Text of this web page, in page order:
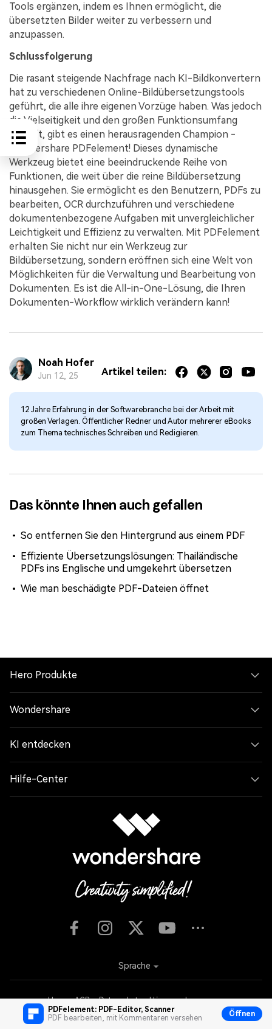
PDFelement: PDF-Editor, Scanner
PDF bearbeiten, mit Kommentaren versehen
Öffnen
Tools ergänzen, indem es Ihnen ermöglicht, die
übersetzten Bilder weiter zu verbessern und
anzupassen.
Schlussfolgerung
Die rasant steigende Nachfrage nach KI-Bildkonvertern
hat zu verschiedenen Online-Bildübersetzungstools
geführt, die alle ihre eigenen Vorzüge haben. Was jedoch
die Vielseitigkeit und den großen Funktionsumfang
betrifft, gibt es einen herausragenden Champion -
Wondershare PDFelement! Dieses dynamische
Werkzeug bietet eine beeindruckende Reihe von
Funktionen, die weit über die reine Bildübersetzung
hinausgehen. Sie ermöglicht es den Benutzern, PDFs zu
bearbeiten, OCR durchzuführen und verschiedene
dokumentenbezogene Aufgaben mit unvergleichlicher
Leichtigkeit und Effizienz zu verwalten. Mit PDFelement
erhalten Sie nicht nur ein Werkzeug zur
Bildübersetzung, sondern eröffnen sich eine Welt von
Möglichkeiten für die Verwaltung und Bearbeitung von
Dokumenten. Es ist die All-in-One-Lösung, die Ihren
Dokumenten-Workflow wirklich verändern kann!
Noah Hofer
Jun 12, 25 Artikel teilen:
12 Jahre Erfahrung in der Softwarebranche bei der Arbeit mit
großen Verlagen. Öffentlicher Redner und Autor mehrerer eBooks
zum Thema technisches Schreiben und Redigieren.
Das könnte Ihnen auch gefallen
So entfernen Sie den Hintergrund aus einem PDF
Effiziente Übersetzungslösungen: Thailändische
PDFs ins Englische und umgekehrt übersetzen
Wie man beschädigte PDF-Dateien öffnet
Hero Produkte
Wondershare
KI entdecken
Hilfe-Center
Unsere AGB Datenschutzerklärung
Impressum
Cookie-Einstellungen
Nutzungsbedingungen
Rückerstattung
Sprache